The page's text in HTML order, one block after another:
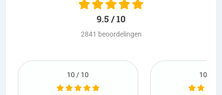
9.5 / 10
2841 beoordelingen